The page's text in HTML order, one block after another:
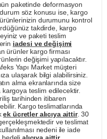
paketinde deformasyon
söz konusu ise, kargo
durumunu kontrol
takdirde, kargo
ve paketi teslim
iadesi ve değişimi
ürünler kargo firması
değişimi yapılacaktır.
Yapı Market müşteri
ulaşarak bilgi alabilirsiniz.
alma ekranlarında size
teslim edilecektir.
tarihinden itibaren
Kargo teslimatlarında
ek ücretler alıcıya aittir. 30
ve teslimat
nedeni ile iade